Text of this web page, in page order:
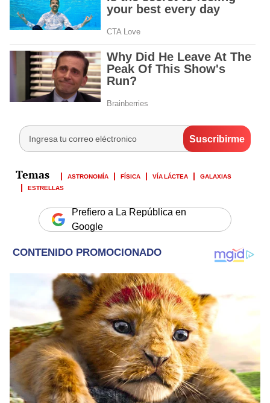
ASTRONOMÍA FÍSICA VÍA LÁCTEA
GALAXIAS
ESTRELLAS
Prefiero a La República en
Google